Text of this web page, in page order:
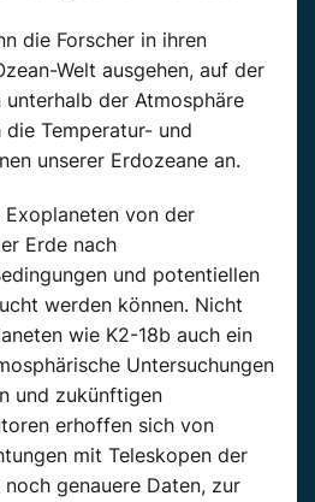
die Forscher in ihren
Welt ausgehen, auf der
unterhalb der Atmosphäre
Temperatur- und
unserer Erdozeane an.
von der
Erde nach
und potentiellen
werden können. Nicht
wie K2-18b auch ein
Untersuchungen
und zukünftigen
erhoffen sich von
mit Teleskopen der
genauere Daten, zur